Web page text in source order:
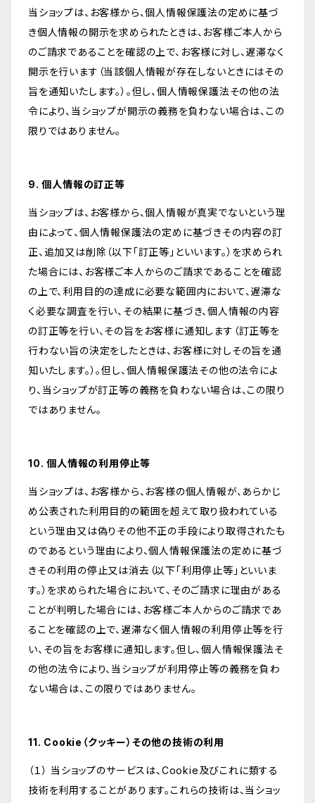
当ショップは、お客様から、個人情報保護法の定めに基づ
き個人情報の開示を求められたときは、お客様ご本人から
のご請求であることを確認の上で、お客様に対し、遅滞なく
開示を行います（当該個人情報が存在しないときにはその
旨を通知いたします。）。但し、個人情報保護法その他の法
令により、当ショップが開示の義務を負わない場合は、この
限りではありません。
9. 個人情報の訂正等
当ショップは、お客様から、個人情報が真実でないという理
由によって、個人情報保護法の定めに基づきその内容の訂
正、追加又は削除（以下「訂正等」といいます。）を求められ
た場合には、お客様ご本人からのご請求であることを確認
の上で、利用目的の達成に必要な範囲内において、遅滞な
く必要な調査を行い、その結果に基づき、個人情報の内容
の訂正等を行い、その旨をお客様に通知します（訂正等を
行わない旨の決定をしたときは、お客様に対しその旨を通
知いたします。）。但し、個人情報保護法その他の法令によ
り、当ショップが訂正等の義務を負わない場合は、この限り
ではありません。
10. 個人情報の利用停止等
当ショップは、お客様から、お客様の個人情報が、あらかじ
め公表された利用目的の範囲を超えて取り扱われている
という理由又は偽りその他不正の手段により取得されたも
のであるという理由により、個人情報保護法の定めに基づ
きその利用の停止又は消去（以下「利用停止等」といいま
す。）を求められた場合において、そのご請求に理由がある
ことが判明した場合には、お客様ご本人からのご請求であ
ることを確認の上で、遅滞なく個人情報の利用停止等を行
い、その旨をお客様に通知します。但し、個人情報保護法そ
の他の法令により、当ショップが利用停止等の義務を負わ
ない場合は、この限りではありません。
11. Cookie（クッキー）その他の技術の利用
（１） 当ショップのサービスは、Cookie及びこれに類する
技術を利用することがあります。これらの技術は、当ショッ